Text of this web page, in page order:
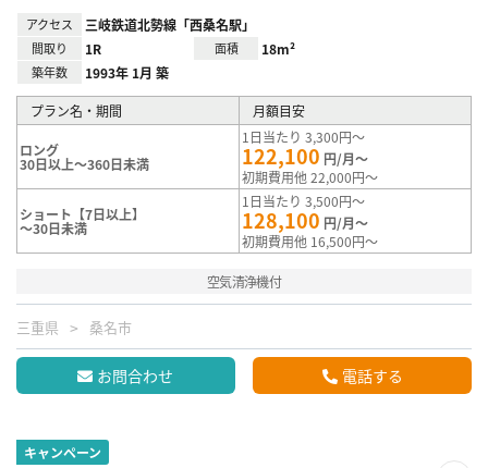
アクセス 三岐鉄道北勢線「西桑名駅」
間取り 1R 面積 18m²
築年数 1993年 1月 築
プラン名・期間 月額目安
ロング
30日以上～360日未満
1日当たり 3,300円～
122,100 円/月～
初期費用他 22,000円～
ショート【7日以上】
～30日未満
1日当たり 3,500円～
128,100 円/月～
初期費用他 16,500円～
空気清浄機付
三重県 桑名市
お問合わせ 電話する
キャンペーン